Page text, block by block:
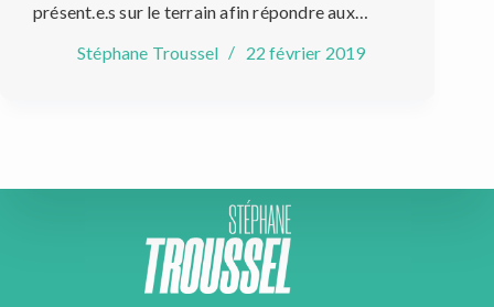
présent.e.s sur le terrain afin répondre aux…
Stéphane Troussel
22 février 2019